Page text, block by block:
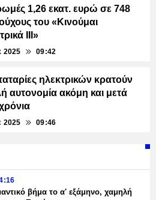
1,26 εκατ. ευρώ σε 748
του «Κινούμαι
ΙΙΙ»
2025 09:42
ηλεκτρικών κρατούν
αυτονομία ακόμη και μετά
2025 09:46
βήμα το α' εξάμηνο, χαμηλή